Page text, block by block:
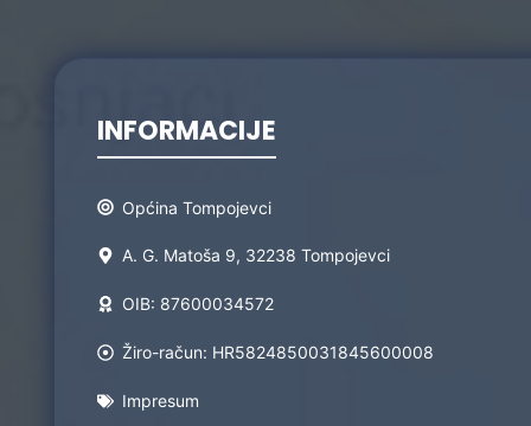
INFORMACIJE
Općina Tompojevci
A. G. Matoša 9, 32238 Tompojevci
OIB: 87600034572
Žiro-račun: HR5824850031845600008
Impresum